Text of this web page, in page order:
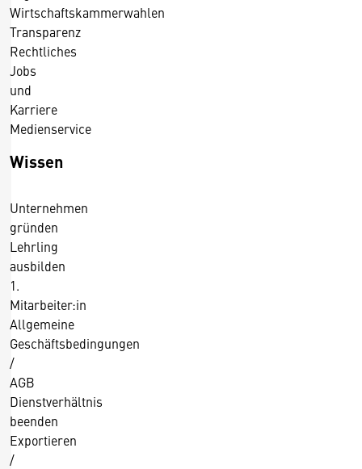
0
1
5
Wirtschaftskammerwahlen
Transparenz
Rechtliches
Jobs
und
Karriere
Medienservice
Wissen
Unternehmen
gründen
Lehrling
ausbilden
1.
Mitarbeiter:in
Allgemeine
Geschäftsbedingungen
/
AGB
Dienstverhältnis
beenden
Exportieren
/